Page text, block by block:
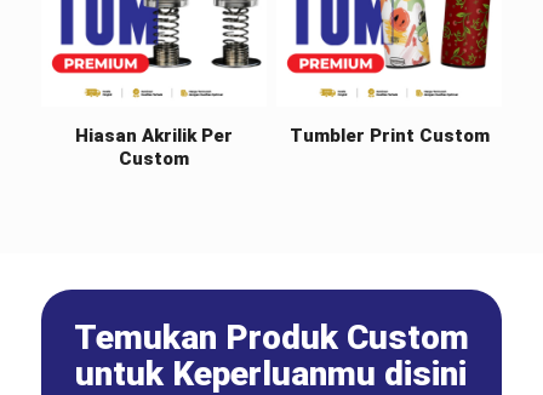
Hiasan Akrilik Per
Custom
Tumbler Print Custom
Temukan Produk Custom
untuk Keperluanmu disini